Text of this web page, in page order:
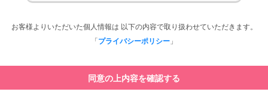
お客様よりいただいた個人情報は 以下の内容で取り扱わせていただきます。
「プライバシーポリシー 」